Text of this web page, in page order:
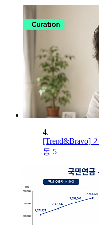
4.
[Trend&Bravo]
동 5